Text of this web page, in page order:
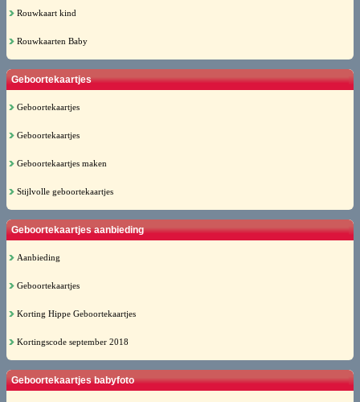
Rouwkaart kind
Rouwkaarten Baby
Geboortekaartjes
Geboortekaartjes
Geboortekaartjes
Geboortekaartjes maken
Stijlvolle geboortekaartjes
Geboortekaartjes aanbieding
Aanbieding
Geboortekaartjes
Korting Hippe Geboortekaartjes
Kortingscode september 2018
Geboortekaartjes babyfoto